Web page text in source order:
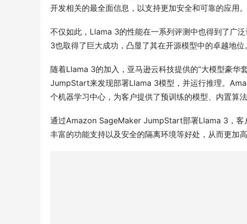
开发相关的最全面信息，以支持更加安全和可靠的应用。
不仅如此，Llama 3的性能在一系列评测中也得到了广
3也取得了巨大成功，凸显了其在开源模型中的卓越地位。
随着Llama 3的加入，亚马逊云科技提供的“大模型豪
JumpStart来发现部署Llama 3模型，并运行推理。
个机器学习中心，为客户提供了预训练的模型、内置算
通过Amazon SageMaker JumpStart部署Llama 3，客
丰富的功能支持以及安全的隔离环境等好处，从而更加